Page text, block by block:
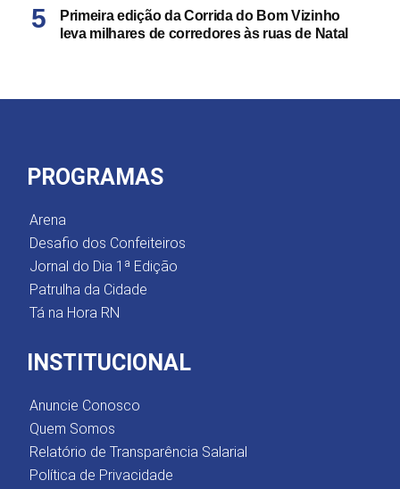
Primeira edição da Corrida do Bom Vizinho
leva milhares de corredores às ruas de Natal
PROGRAMAS
Arena
Desafio dos Confeiteiros
Jornal do Dia 1ª Edição
Patrulha da Cidade
Tá na Hora RN
INSTITUCIONAL
Anuncie Conosco
Quem Somos
Relatório de Transparência Salarial
Política de Privacidade